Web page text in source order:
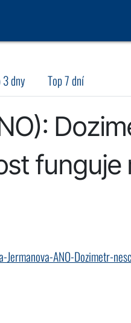
3 dny Top 7 dní
funguje
ANO-Dozimetr-